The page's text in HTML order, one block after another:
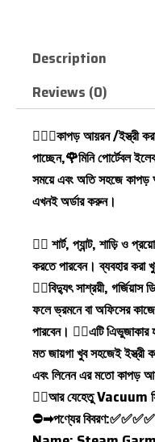
Description
Reviews (0)
💁‍♂✅কাপড় আয়রন /ইস্ত্রী
পাচ্ছেন,🌹মিনি পোর্টেবল
সময়ে এবং অতি সহজে কাপড়
এখনই অর্ডার করুন।
💁‍♂ শার্ট, প্যান্ট, শাড়ি ও
করতে পারবেন। ব্যবহার
💁‍♂বিদ্যুৎ সাশ্রয়ী,
ফলে ভ্রমনে বা অফিসের
পারবেন। 💁‍♂এটি
মত জায়গা খুব সহজেই ইস্ত্রী
এবং লিনেন এর মতো কাপড়
💁‍♂আর যেহেতু Vacuum
⛔➡পণ্যের বিবরণ:✅✅✅✅